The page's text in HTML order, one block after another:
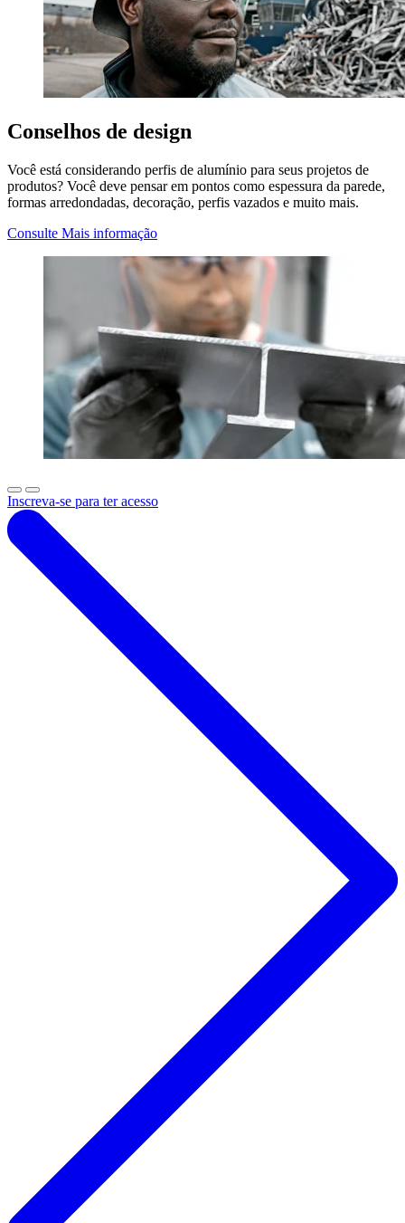
Conselhos de design
Você está considerando perfis de alumínio para seus projetos de
produtos? Você deve pensar em pontos como espessura da parede,
formas arredondadas, decoração, perfis vazados e muito mais.
Consulte Mais informação
Inscreva-se para ter acesso